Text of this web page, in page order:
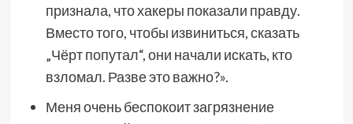
признала, что хакеры показали правду.
Вместо того, чтобы извиниться, сказать
„Чёрт попутал“, они начали искать, кто
взломал. Разве это важно?».
Меня очень беспокоит загрязнение